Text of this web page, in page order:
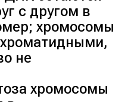
с другом в
хромосомы
не
хромосомы